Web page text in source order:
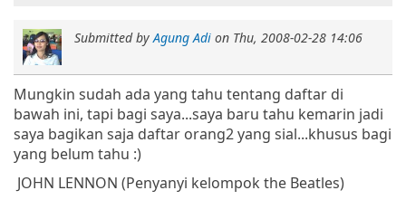
Submitted by Agung Adion Thu, 2008-02-28 14:06
Mungkin sudah ada yang tahu tentang daftar di
bawah ini, tapi bagi saya...saya baru tahu kemarin jadi
saya bagikan saja daftar orang2 yang sial...khusus bagi
yang belum tahu :)
JOHN LENNON (Penyanyi kelompok the Beatles)